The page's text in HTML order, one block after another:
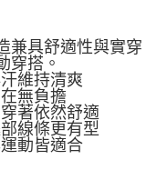
由商店將買賣／分期付款
繳交帳款。
目的，商店將以您的個人
進項蒐集、處理及利用，
核對及更正。
userRule
兼具舒適性與實穿
穿搭。
維持清爽
無負擔
著依然舒適
線條更有型
動皆適合